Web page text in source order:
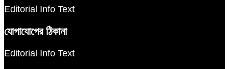
Editorial Info Text
যোগাযোগের ঠিকানা
Editorial Info Text